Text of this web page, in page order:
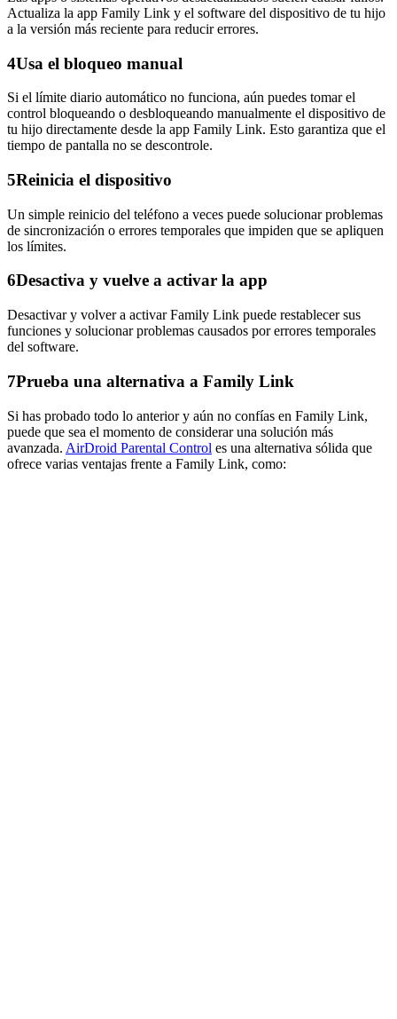
Actualiza la app Family Link y el software del dispositivo de tu hijo
a la versión más reciente para reducir errores.
4Usa el bloqueo manual
Si el límite diario automático no funciona, aún puedes tomar el
control bloqueando o desbloqueando manualmente el dispositivo de
tu hijo directamente desde la app Family Link. Esto garantiza que el
tiempo de pantalla no se descontrole.
5Reinicia el dispositivo
Un simple reinicio del teléfono a veces puede solucionar problemas
de sincronización o errores temporales que impiden que se apliquen
los límites.
6Desactiva y vuelve a activar la app
Desactivar y volver a activar Family Link puede restablecer sus
funciones y solucionar problemas causados por errores temporales
del software.
7Prueba una alternativa a Family Link
Si has probado todo lo anterior y aún no confías en Family Link,
puede que sea el momento de considerar una solución más
avanzada. AirDroid Parental Control es una alternativa sólida que
ofrece varias ventajas frente a Family Link, como: